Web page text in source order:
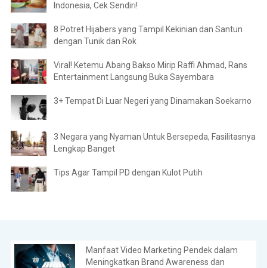
Indonesia, Cek Sendiri!
8 Potret Hijabers yang Tampil Kekinian dan Santun
dengan Tunik dan Rok
Viral! Ketemu Abang Bakso Mirip Raffi Ahmad, Rans
Entertainment Langsung Buka Sayembara
3+ Tempat Di Luar Negeri yang Dinamakan Soekarno
3 Negara yang Nyaman Untuk Bersepeda, Fasilitasnya
Lengkap Banget
Tips Agar Tampil PD dengan Kulot Putih
Manfaat Video Marketing Pendek dalam
Meningkatkan Brand Awareness dan